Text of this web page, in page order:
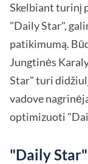
Skelbiant turinį
"Daily Star",
patikimumą.
Jungtinės
Star" turi
vadove
optimizuoti
"Daily